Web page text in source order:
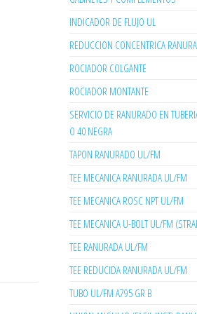
INDICADOR DE FLUJO UL
REDUCCION CONCENTRICA
ROCIADOR COLGANTE
ROCIADOR MONTANTE
SERVICIO DE RANURADO EN
O 40 NEGRA
TAPON RANURADO UL/FM
TEE MECANICA RANURADA UL/FM
TEE MECANICA ROSC NPT UL/FM
TEE MECANICA U-BOLT UL/FM
TEE RANURADA UL/FM
TEE REDUCIDA RANURADA UL/FM
TUBO UL/FM A795 GR B